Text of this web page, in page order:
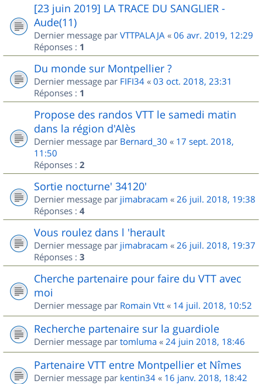
[23 juin 2019] LA TRACE DU SANGLIER -
Aude(11)
Dernier message par VTTPALAJA « 06 avr. 2019, 12:29
Réponses : 1
Du monde sur Montpellier ?
Dernier message par FIFI34 « 03 oct. 2018, 23:31
Réponses : 1
Propose des randos VTT le samedi matin
dans la région d'Alès
Dernier message par Bernard_30 « 17 sept. 2018,
11:50
Réponses : 2
Sortie nocturne' 34120'
Dernier message par jimabracam « 26 juil. 2018, 19:38
Réponses : 4
Vous roulez dans l 'herault
Dernier message par jimabracam « 26 juil. 2018, 19:37
Réponses : 3
Cherche partenaire pour faire du VTT avec
moi
Dernier message par Romain Vtt « 14 juil. 2018, 10:52
Recherche partenaire sur la guardiole
Dernier message par tomluma « 24 juin 2018, 18:46
Partenaire VTT entre Montpellier et Nîmes
Dernier message par kentin34 « 16 janv. 2018, 18:42